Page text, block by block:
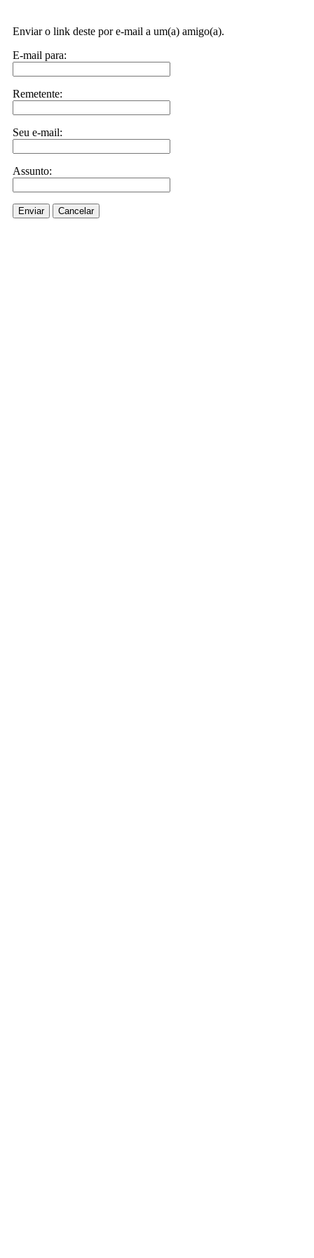
Enviar o link deste por e-mail a um(a) amigo(a).
E-mail para:
Remetente:
Seu e-mail:
Assunto:
Enviar Cancelar